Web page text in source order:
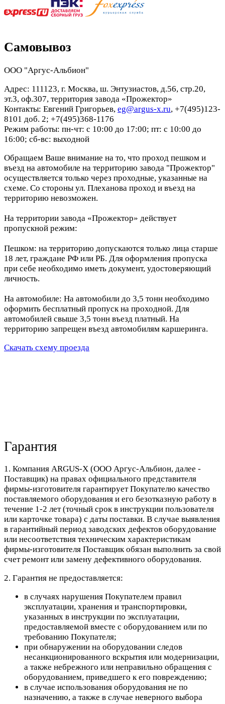
Самовывоз
ООО "Аргус-Альбион"
Адрес: 111123, г. Москва, ш. Энтузиастов, д.56, стр.20,
эт.3, оф.307, территория завода «Прожектор»
Контакты: Евгений Григорьев, eg@argus-x.ru, +7(495)123-
8101 доб. 2; +7(495)368-1176
Режим работы: пн-чт: с 10:00 до 17:00; пт: с 10:00 до
16:00; сб-вс: выходной
Обращаем Ваше внимание на то, что проход пешком и
въезд на автомобиле на территорию завода "Прожектор"
осуществляется только через проходные, указанные на
схеме. Со стороны ул. Плеханова проход и въезд на
территорию невозможен.
На территории завода «Прожектор» действует
пропускной режим:
Пешком: на территорию допускаются только лица старше
18 лет, граждане РФ или РБ. Для оформления пропуска
при себе необходимо иметь документ, удостоверяющий
личность.
На автомобиле: На автомобили до 3,5 тонн необходимо
оформить бесплатный пропуск на проходной. Для
автомобилей свыше 3,5 тонн въезд платный. На
территорию запрещен въезд автомобилям каршеринга.
Скачать схему проезда
Гарантия
1. Компания ARGUS-X (ООО Аргус-Альбион, далее -
Поставщик) на правах официального представителя
фирмы-изготовителя гарантирует Покупателю качество
поставляемого оборудования и его безотказную работу в
течение 1-2 лет (точный срок в инструкции пользователя
или карточке товара) с даты поставки. В случае выявления
в гарантийный период заводских дефектов оборудование
или несоответствия техническим характеристикам
фирмы-изготовителя Поставщик обязан выполнить за свой
счет ремонт или замену дефективного оборудования.
2. Гарантия не предоставляется:
в случаях нарушения Покупателем правил
эксплуатации, хранения и транспортировки,
указанных в инструкции по эксплуатации,
предоставляемой вместе с оборудованием или по
требованию Покупателя;
при обнаружении на оборудовании следов
несанкционированного вскрытия или модернизации,
а также небрежного или неправильно обращения с
оборудованием, приведшего к его повреждению;
в случае использования оборудования не по
назначению, а также в случае неверного выбора